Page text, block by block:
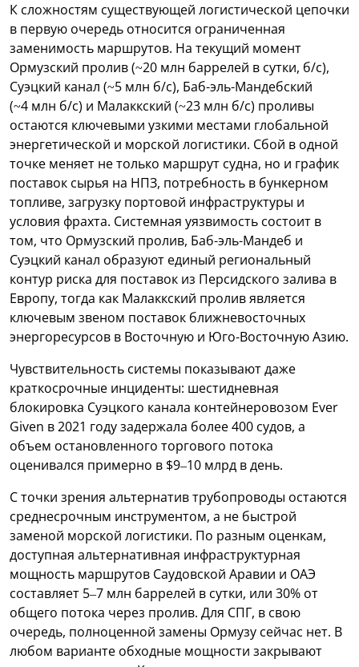
К сложностям существующей логистической цепочки
в первую очередь относится ограниченная
заменимость маршрутов. На текущий момент
Ормузский пролив (~20 млн баррелей в сутки, б/с),
Суэцкий канал (~5 млн б/с), Баб-эль-Мандебский
(~4 млн б/с) и Малаккский (~23 млн б/с) проливы
остаются ключевыми узкими местами глобальной
энергетической и морской логистики. Сбой в одной
точке меняет не только маршрут судна, но и график
поставок сырья на НПЗ, потребность в бункерном
топливе, загрузку портовой инфраструктуры и
условия фрахта. Системная уязвимость состоит в
том, что Ормузский пролив, Баб-эль-Мандеб и
Суэцкий канал образуют единый региональный
контур риска для поставок из Персидского залива в
Европу, тогда как Малаккский пролив является
ключевым звеном поставок ближневосточных
энергоресурсов в Восточную и Юго-Восточную Азию.
Чувствительность системы показывают даже
краткосрочные инциденты: шестидневная
блокировка Суэцкого канала контейнеровозом Ever
Given в 2021 году задержала более 400 судов, а
объем остановленного торгового потока
оценивался примерно в $9–10 млрд в день.
С точки зрения альтернатив трубопроводы остаются
среднесрочным инструментом, а не быстрой
заменой морской логистики. По разным оценкам,
доступная альтернативная инфраструктурная
мощность маршрутов Саудовской Аравии и ОАЭ
составляет 5–7 млн баррелей в сутки, или 30% от
общего потока через пролив. Для СПГ, в свою
очередь, полноценной замены Ормузу сейчас нет. В
любом варианте обходные мощности закрывают